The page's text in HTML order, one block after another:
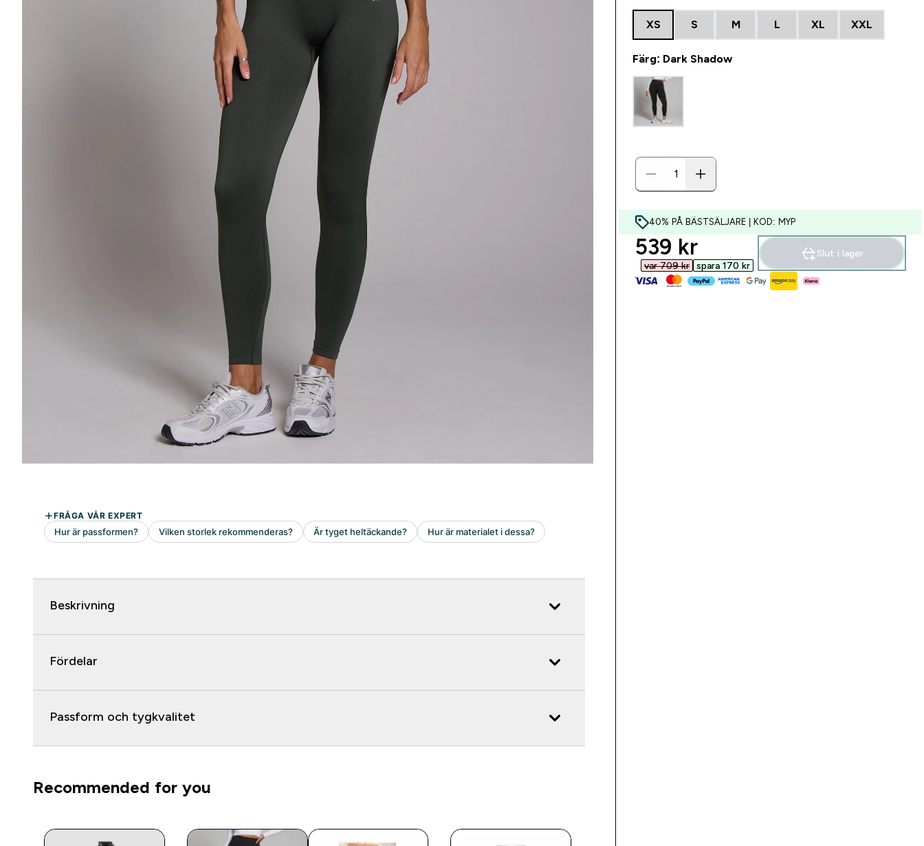
Beskrivning
Fördelar
Passform och tygkvalitet
Recommended for you
XS S M L XL XXL
Färg: Dark Shadow
40% PÅ BÄSTSÄLJARE | KOD: MYP
discounted price
539 kr‎
var 709 kr‎ spara 170 kr‎
Slut i lager